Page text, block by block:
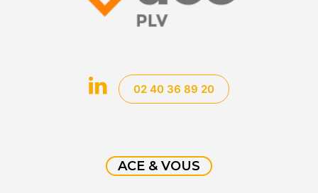
02 40 36 89 20
ACE & VOUS